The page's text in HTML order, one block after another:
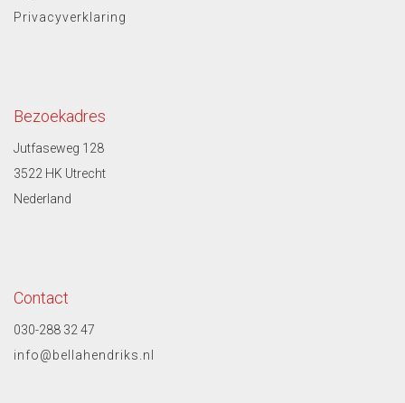
Privacyverklaring
Bezoekadres
Jutfaseweg 128
3522 HK Utrecht
Nederland
Contact
030-288 32 47
info@bellahendriks.nl